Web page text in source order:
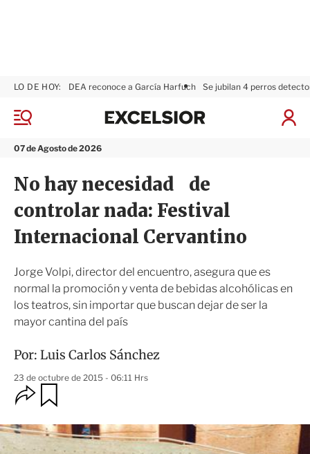
M
n
07 de Agosto de 2026
LO DE HOY: DEA reconoce a García Harfuch Se jubilan 4 perros
I
x
i
r
No hay necesidad de
controlar nada: Festival
Internacional Cervantino
Jorge Volpi, director del encuentro, asegura que es
normal la promoción y venta de bebidas alcohólicas en
los teatros, sin importar que buscan dejar de ser la
mayor cantina del país
Por: Luis Carlos Sánchez
23 de octubre de 2015 - 06:11 Hrs
O
p
i
r
d
a